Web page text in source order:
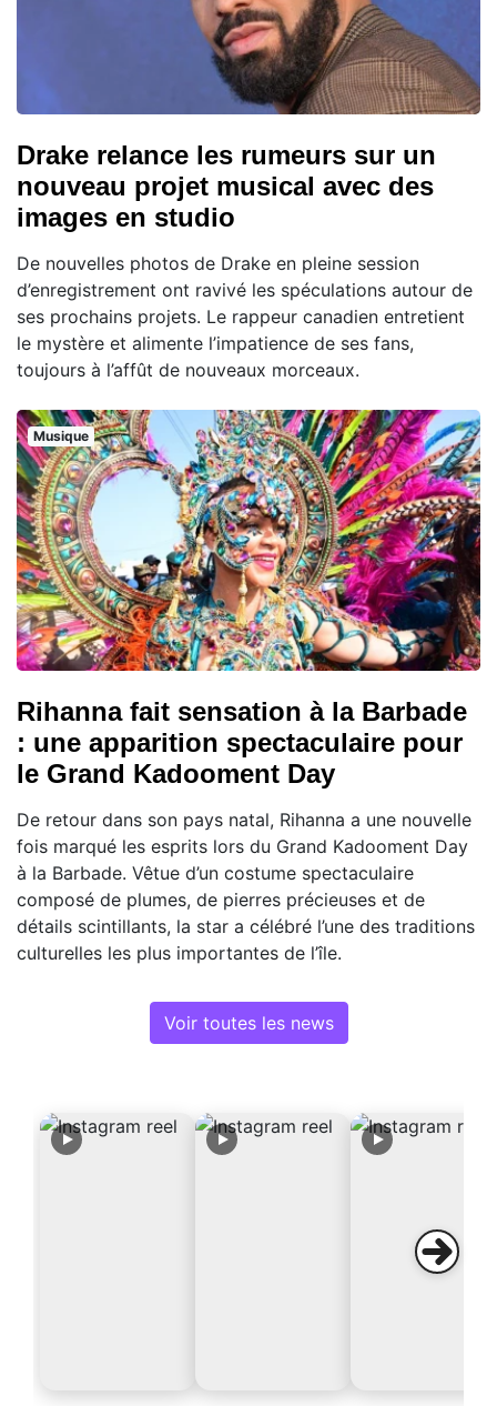
Drake relance les rumeurs sur un
nouveau projet musical avec des
images en studio
De nouvelles photos de Drake en pleine session
d’enregistrement ont ravivé les spéculations autour de
ses prochains projets. Le rappeur canadien entretient
le mystère et alimente l’impatience de ses fans,
toujours à l’affût de nouveaux morceaux.
Musique
Rihanna fait sensation à la Barbade
: une apparition spectaculaire pour
le Grand Kadooment Day
De retour dans son pays natal, Rihanna a une nouvelle
fois marqué les esprits lors du Grand Kadooment Day
à la Barbade. Vêtue d’un costume spectaculaire
composé de plumes, de pierres précieuses et de
détails scintillants, la star a célébré l’une des traditions
culturelles les plus importantes de l’île.
Voir toutes les news